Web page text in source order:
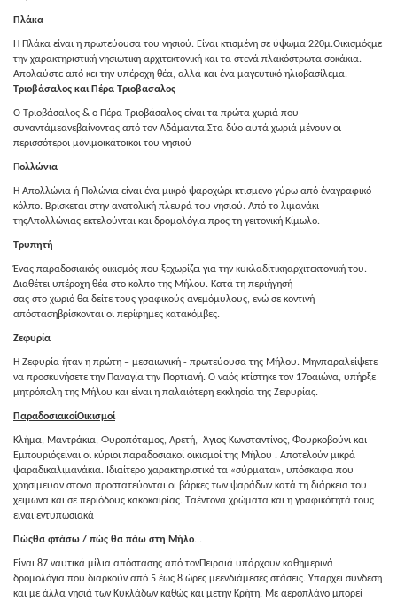
Πλάκα
Η Πλάκα είναι η πρωτεύουσα του νησιού. Είναι κτισμένη σε ύψωμα 220μ.Οικισμόςμε
την χαρακτηριστική νησιώτικη αρχιτεκτονική και τα στενά πλακόστρωτα σοκάκια.
Απολαύστε από κει την υπέροχη θέα, αλλά και ένα μαγευτικό ηλιοβασίλεμα.
Τριοβάσαλος και Πέρα Τριοβασαλος
Ο Τριοβάσαλος & ο Πέρα Τριοβάσαλος είναι τα πρώτα χωριά που
συναντάμεανεβαίνοντας από τον Αδάμαντα.Στα δύο αυτά χωριά μένουν οι
περισσότεροι μόνιμοικάτοικοι του νησιού
ολλώνια
Η Απολλώνια ή Πολώνια είναι ένα μικρό ψαροχώρι κτισμένο γύρω από έναγραφικό
κόλπο. Βρίσκεται στην ανατολική πλευρά του νησιού. Από το λιμανάκι
τηςΑπολλώνιας εκτελούνται και δρομολόγια προς τη γειτονική Κίμωλο.
Τρυπητή
Ένας παραδοσιακός οικισμός που ξεχωρίζει για την κυκλαδίτικηαρχιτεκτονική του.
Διαθέτει υπέροχη θέα στο κόλπο της Μήλου. Κατά τη περιήγησή
σας στο χωριό θα δείτε τους γραφικούς ανεμόμυλους, ενώ σε κοντινή
απόστασηβρίσκονται οι περίφημες κατακόμβες.
Ζεφυρία
Η Ζεφυρία ήταν η πρώτη – μεσαιωνική - πρωτεύουσα της Μήλου. Μηνπαραλείψετε
να προσκυνήσετε την Παναγία την Πορτιανή. Ο ναός κτίστηκε τον 17οαιώνα, υπήρξε
μητρόπολη της Μήλου και είναι η παλαιότερη εκκλησία της Ζεφυρίας.
ΠαραδοσιακοίΟικισμοί
Κλήμα, Mαντράκια, Φυροπόταμος, Αρετή, Άγιος Κωνσταντίνος, Φουρκοβούνι και
Εμπουριόςείναι οι κύριοι παραδοσιακοί οικισμοί της Μήλου . Αποτελούν μικρά
ψαράδικαλιμανάκια. Ιδιαίτερο χαρακτηριστικό τα «σύρματα», υπόσκαφα που
χρησίμευαν στονα προστατεύονται οι βάρκες των ψαράδων κατά τη διάρκεια του
χειμώνα και σε περιόδους κακοκαιρίας. Ταέντονα χρώματα και η γραφικότητά τους
είναι εντυπωσιακά
Πώςθα φτάσω / πώς θα πάω στη Μήλο...
Είναι 87 ναυτικά μίλια απόστασης από τονΠειραιά υπάρχουν καθημερινά
δρομολόγια που διαρκούν από 5 έως 8 ώρες μεενδιάμεσες στάσεις. Υπάρχει σύνδεση
και με άλλα νησιά των Κυκλάδων καθώς και μετην Κρήτη. Με αεροπλάνο μπορεί